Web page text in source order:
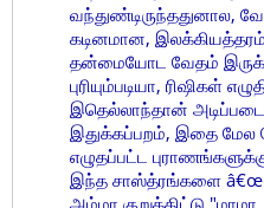
வந்துண்டிருந்ததுனால,
கடினமான,
தன்மையோட வேதம்
புரியும்படியா, ரிஷிகள்
இதெல்லாந்தான்
இதுக்கப்பறம், இதை மேல
எழுதப்பட்ட
இந்த சாஸ்த்ரங்களை â€œ
அம்மா குறுக்கிட்டு